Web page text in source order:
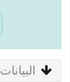
البيانات